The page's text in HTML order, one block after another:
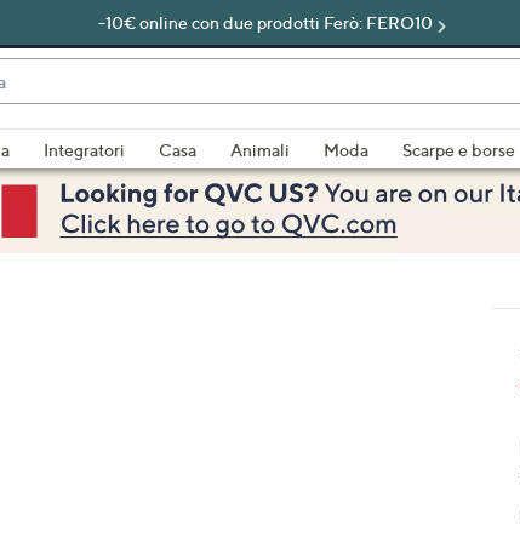
-10€ online con due prodotti Ferò: FERO10
Integratori Casa Animali Moda Scarpe e borse